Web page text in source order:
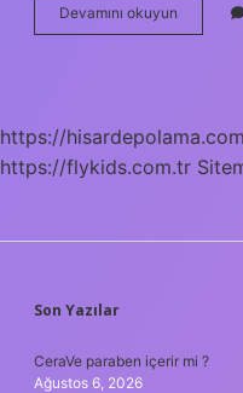
Devamını okuyun
Nedir
https://hisardepolama.com
https://flykids.com.tr
SIDEBAR
Son Yazılar
CeraVe paraben içerir mi ?
Ağustos 6, 2026